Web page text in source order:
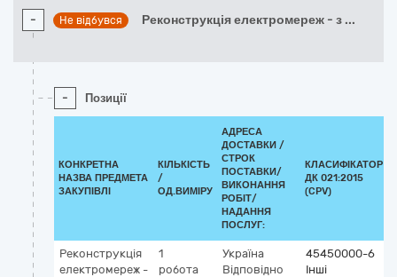
- Не відбувся Реконструкція електромереж - з ...
- Позиції
КОНКРЕТНА
НАЗВА ПРЕДМЕТА
ЗАКУПІВЛІ
КІЛЬКІСТЬ
/
ОД.ВИМІРУ
АДРЕСА
ДОСТАВКИ /
СТРОК
ПОСТАВКИ/
ВИКОНАННЯ
РОБІТ/
НАДАННЯ
ПОСЛУГ:
КЛАСИФІКАТОР
ДК 021:2015
(CPV)
Реконструкція
електромереж -
1
робота
Україна
Відповідно
45450000-6
Інші